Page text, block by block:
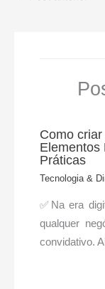
Como
Elementos
Práticas
Tecnologia &
✅Na era
qualquer
convidativo.